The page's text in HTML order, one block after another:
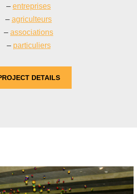
– entreprises
– agriculteurs
– associations
– particuliers
DETAILS